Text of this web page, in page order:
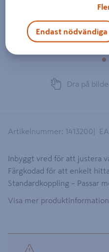
Dra på
Artikelnummer: 1413200
Inbyggt vred för att justera
Färgkodad för att enkelt
Standardkoppling – Passar
Visa mer produktinformation
Endast nödvändiga